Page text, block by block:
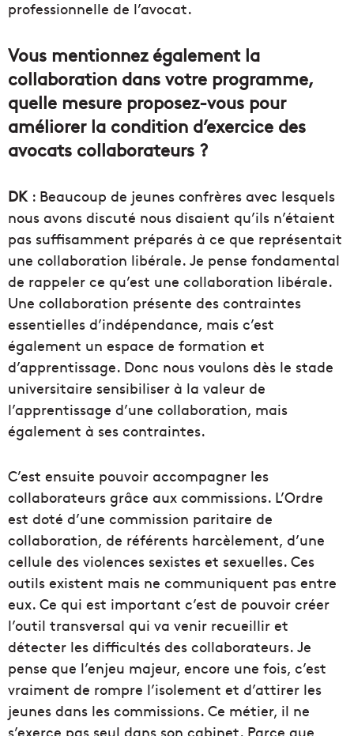
professionnelle de l’avocat.
Vous mentionnez également la
collaboration dans votre programme,
quelle mesure proposez-vous pour
améliorer la condition d’exercice des
avocats collaborateurs ?
DK : Beaucoup de jeunes confrères avec lesquels
nous avons discuté nous disaient qu’ils n’étaient
pas suffisamment préparés à ce que représentait
une collaboration libérale. Je pense fondamental
de rappeler ce qu’est une collaboration libérale.
Une collaboration présente des contraintes
essentielles d’indépendance, mais c’est
également un espace de formation et
d’apprentissage. Donc nous voulons dès le stade
universitaire sensibiliser à la valeur de
l’apprentissage d’une collaboration, mais
également à ses contraintes.
C’est ensuite pouvoir accompagner les
collaborateurs grâce aux commissions. L’Ordre
est doté d’une commission paritaire de
collaboration, de référents harcèlement, d’une
cellule des violences sexistes et sexuelles. Ces
outils existent mais ne communiquent pas entre
eux. Ce qui est important c’est de pouvoir créer
l’outil transversal qui va venir recueillir et
détecter les difficultés des collaborateurs. Je
pense que l’enjeu majeur, encore une fois, c’est
vraiment de rompre l’isolement et d’attirer les
jeunes dans les commissions. Ce métier, il ne
s’exerce pas seul dans son cabinet. Parce que